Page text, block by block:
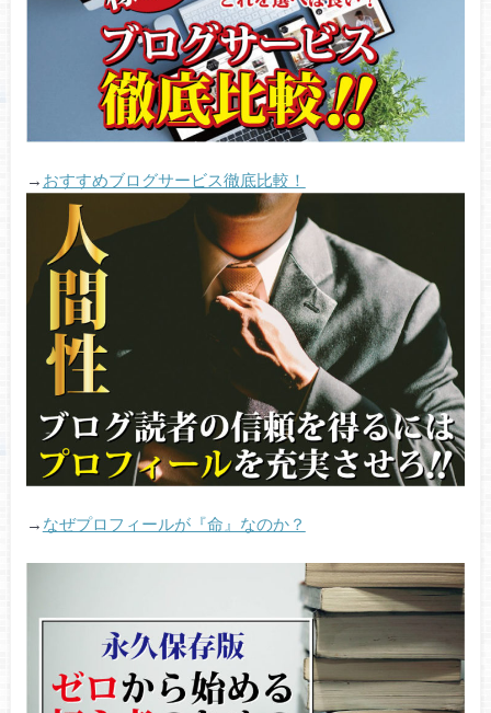
→ おすすめブログサービス徹底比較！
→ なぜプロフィールが『命』なのか？